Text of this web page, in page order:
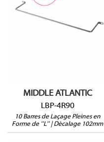
MIDDLE ATLANTIC
LBP-4R90
10 Barres de Laçage Pleines en
Forme de ''L'' | Décalage 102mm